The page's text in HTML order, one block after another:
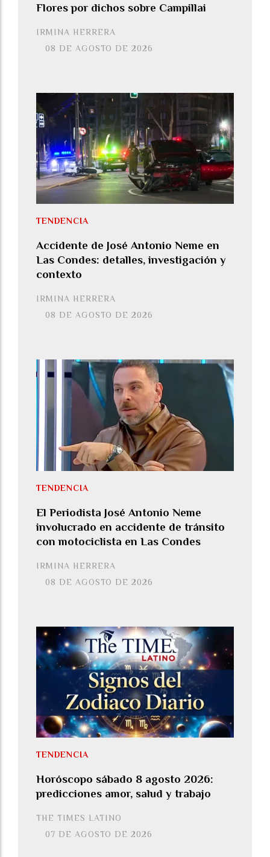
Flores por dichos sobre Campillai
IRMINA HERRERA
08 DE AGOSTO DE 2026
Accidente de José Antonio Neme en
Las Condes: detalles, investigación y
contexto
IRMINA HERRERA
TENDENCIA
08 DE AGOSTO DE 2026
El Periodista José Antonio Neme
involucrado en accidente de tránsito
con motociclista en Las Condes
IRMINA HERRERA
TENDENCIA
08 DE AGOSTO DE 2026
Horóscopo sábado 8 agosto 2026:
predicciones amor, salud y trabajo
THE TIMES LATINO
TENDENCIA
07 DE AGOSTO DE 2026